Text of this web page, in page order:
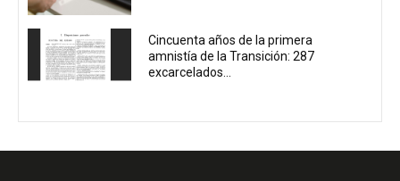
Cincuenta años de la primera
amnistía de la Transición: 287
excarcelados...